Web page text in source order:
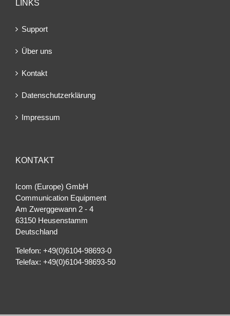
LINKS
Support
Über uns
Kontakt
Datenschutzerklärung
Impressum
KONTAKT
Icom (Europe) GmbH
Communication Equipment
Am Zwerggewann 2 ‐ 4
63150 Heusenstamm
Deutschland
Telefon: +49(0)6104-98693-0
Telefax: +49(0)6104-98693-50